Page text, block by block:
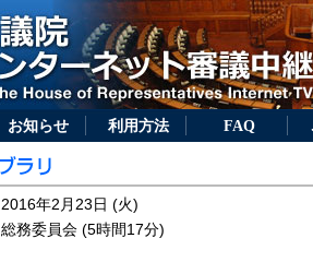
お知らせ 利用方法 FAQ
2016年2月23日 (火)
総務委員会 (5時間17分)